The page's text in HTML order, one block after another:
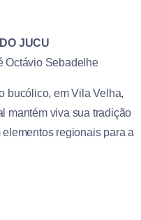
JUCU
Octávio Sebadelhe
bucólico, em Vila Velha,
mantém viva sua tradição
regionais para a